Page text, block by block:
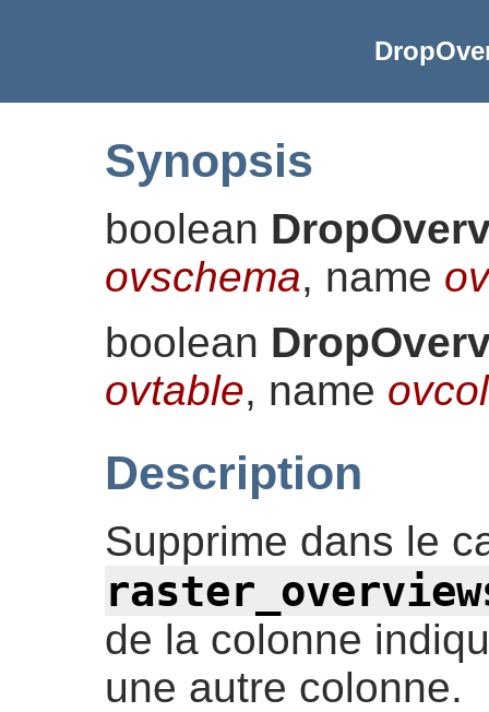
Synopsis
boolean
ovschema, name
boolean
ovtable, name
Description
Supprime dans le
de la colonne
une autre colonne.